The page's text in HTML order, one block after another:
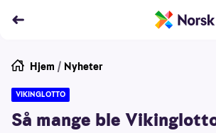
Hjem / Nyheter
VIKINGLOTTO
Så mange ble